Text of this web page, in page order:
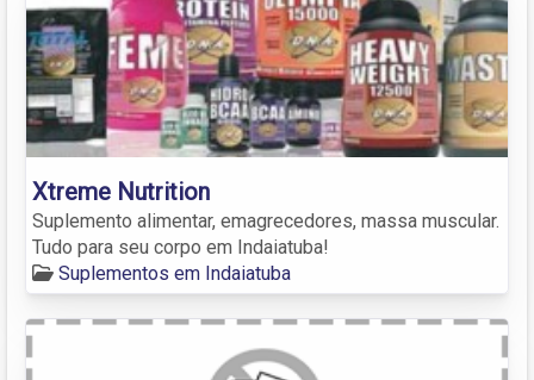
Xtreme Nutrition
Suplemento alimentar, emagrecedores, massa muscular.
Tudo para seu corpo em Indaiatuba!
Suplementos em Indaiatuba